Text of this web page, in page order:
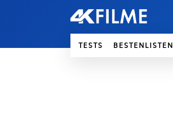
TESTS BESTENLISTEN